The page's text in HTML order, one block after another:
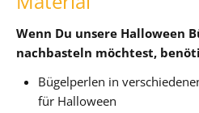
Wenn Du unsere Halloween
nachbasteln möchtest,
Bügelperlen in
für Halloween